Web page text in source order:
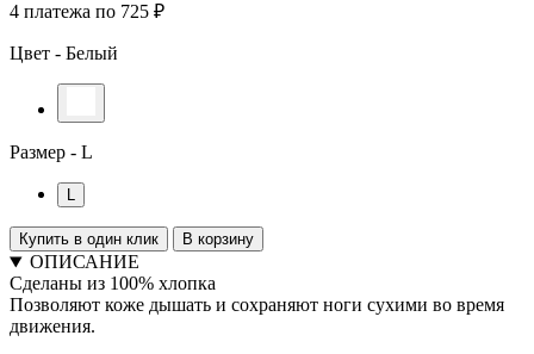
4 платежа по 725 ₽
Цвет - Белый
Размер - L
L
Купить в один клик В корзину
ОПИСАНИЕ
Сделаны из 100% хлопка
Позволяют коже дышать и сохраняют ноги сухими во время
движения.